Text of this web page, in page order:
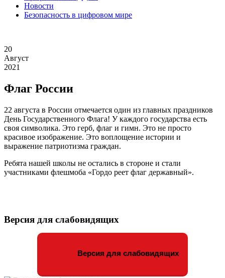
Новости
Безопасность в цифровом мире
20
Август
2021
Флаг России
22 августа в России отмечается один из главных праздников
День Государственного Флага! У каждого государства есть
своя символика. Это герб, флаг и гимн. Это не просто
красивое изображение. Это воплощение истории и
выражение патриотизма граждан.
Ребята нашей школы не остались в стороне и стали
участниками флешмоба «Гордо реет флаг державный».
Версия для слабовидящих
Версия для слабовидящих